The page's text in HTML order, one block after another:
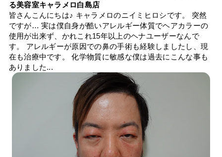
る美容室キャラメロ白島店
皆さんこんにちは♪ キャラメロのニイミヒロシです。 突然
ですが… 実は僕自身が酷いアレルギー体質でヘアカラーの
使用が出来ず、かれこれ15年以上のヘナユーザーなんで
す。 アレルギーが原因での鼻の手術も経験しましたし、現
在も治療中です。 化学物質に敏感な僕は過去にこんな事も
ありました...